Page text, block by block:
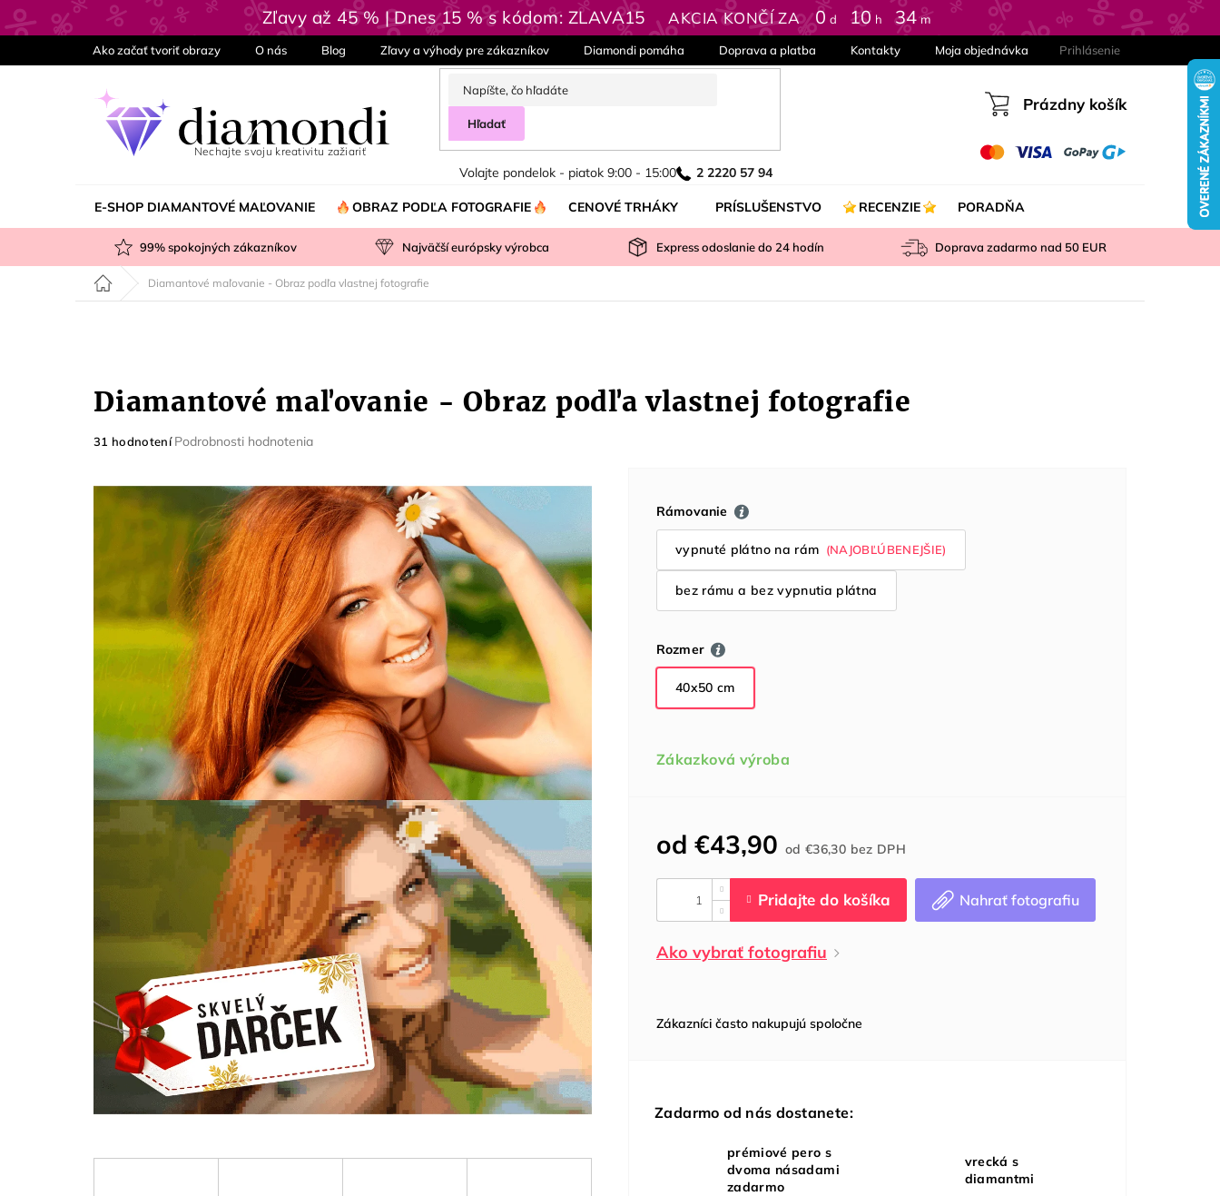
Prejsť
na
Zľavy až 45 % | Dnes 15 % s kódom: ZLAVA15 AKCIA KONČÍ ZA 0 d 10 h 34 m
Ako začať tvoriť obrazy O nás Blog Zľavy a výhody pre zákazníkov Diamondi pomáha Doprava a platba Kontakty Moja objednávka Prihlásenie
Hľadať
Volajte pondelok - piatok 9:00 - 15:00 2 2220 57 94
Nákupný
Prázdny košík
E-SHOP DIAMANTOVÉ MAĽOVANIE OBRAZ PODĽA FOTOGRAFIE CENOVÉ TRHÁKY PRÍSLUŠENSTVO RECENZIE PORADŇA
99% spokojných zákazníkov Najväčší európsky výrobca Express odoslanie do 24 hodín Doprava zadarmo nad 50 EUR
Domov Diamantové maľovanie - Obraz podľa vlastnej fotografie
Diamantové maľovanie - Obraz podľa vlastnej fotografie
Priemerné
je
31 hodnoteníPodrobnosti hodnotenia
od €43,90 od€36,30 bez DPHcena:
Rámovanie
vypnuté plátno na rám
bez rámu a bez vypnutia plátna
Rozmer
40x50 cm
Nahrať fotografiu
Ako vybrať fotografiu
Zákazníci často nakupujú spoločne
Zadarmo od nás dostanete:
prémiové pero s
dvoma násadami
zadarmo
vrecká s
diamantmi